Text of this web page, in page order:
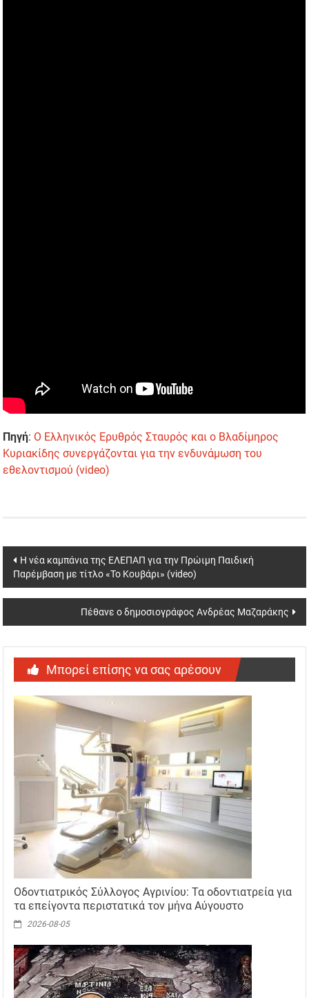
Πηγή: Ο Ελληνικός Ερυθρός Σταυρός και ο Βλαδίμηρος
Κυριακίδης συνεργάζονται για την ενδυνάμωση του
εθελοντισμού (video)
Post
navigation
Η νέα καμπάνια της ΕΛΕΠΑΠ για την Πρώιμη Παιδική
Παρέμβαση με τίτλο «Το Κουβάρι» (video)
Πέθανε ο δημοσιογράφος Ανδρέας Μαζαράκης
Μπορεί επίσης να σας αρέσουν
Οδοντιατρικός Σύλλογος Αγρινίου: Τα οδοντιατρεία για
τα επείγοντα περιστατικά τον μήνα Αύγουστο
2026-08-05